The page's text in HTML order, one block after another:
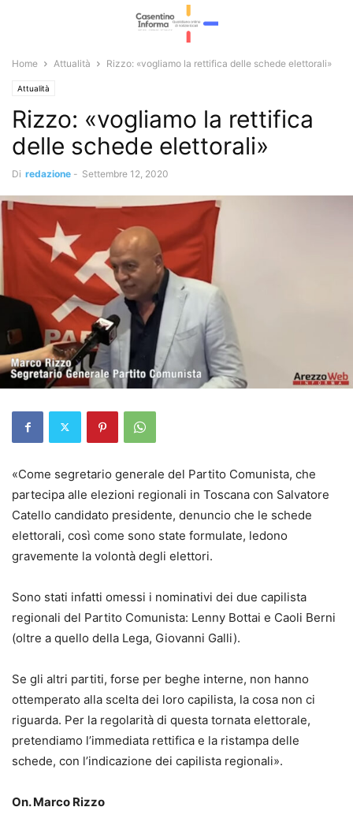
Home Attualità Rizzo: «vogliamo la rettifica delle schede elettorali»
Attualità
Rizzo: «vogliamo la rettifica
delle schede elettorali»
Di redazione - Settembre 12, 2020
«Come segretario generale del Partito Comunista, che
partecipa alle elezioni regionali in Toscana con Salvatore
Catello candidato presidente, denuncio che le schede
elettorali, così come sono state formulate, ledono
gravemente la volontà degli elettori.
Sono stati infatti omessi i nominativi dei due capilista
regionali del Partito Comunista: Lenny Bottai e Caoli Berni
(oltre a quello della Lega, Giovanni Galli).
Se gli altri partiti, forse per beghe interne, non hanno
ottemperato alla scelta dei loro capilista, la cosa non ci
riguarda. Per la regolarità di questa tornata elettorale,
pretendiamo l’immediata rettifica e la ristampa delle
schede, con l’indicazione dei capilista regionali».
On. Marco Rizzo